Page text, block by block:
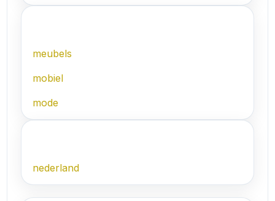
meubels
mobiel
mode
nederland